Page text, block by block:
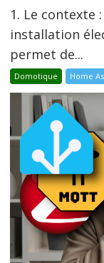
1. Le contexte
installation
permet de...
Domotique Home